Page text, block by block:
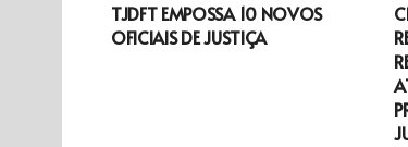
TJDFT EMPOSSA 10 NOVOS
OFICIAIS DE JUSTIÇA